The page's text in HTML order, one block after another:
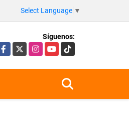
Select Language ▼
Síguenos:
Facebook
X InstagramYouTubeTikTok